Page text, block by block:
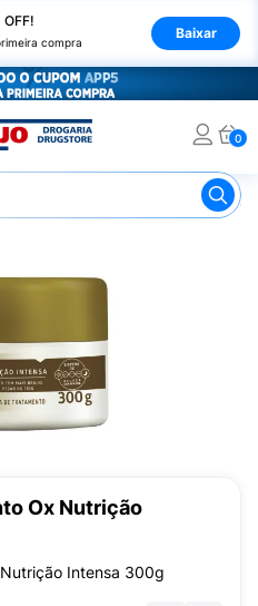
OFF!
compra
Baixar
0
Máscaras
Ox Nutrição
Intensa 300g